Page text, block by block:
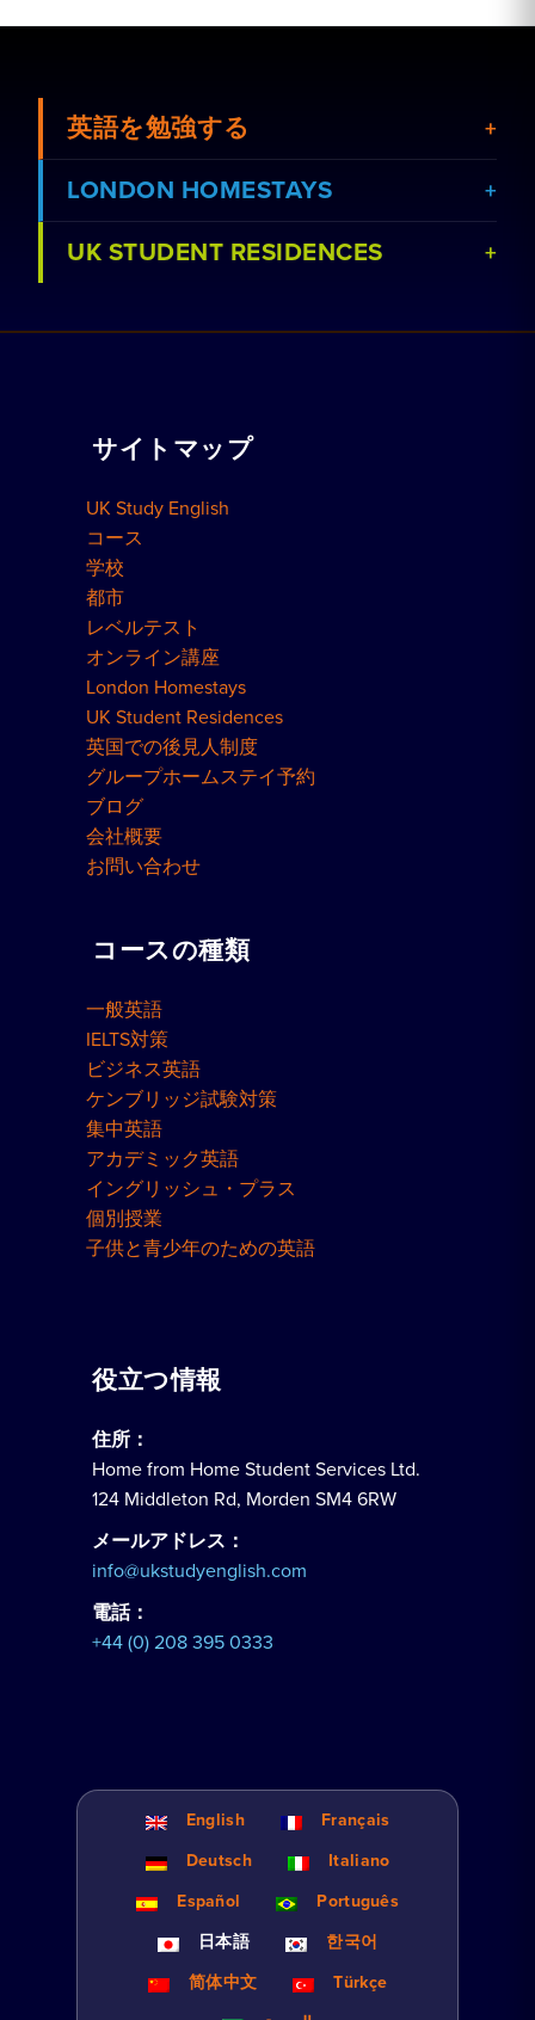
英語を勉強する
学校を見る
LONDON HOMESTAYS
ホームステイを予約する
UK STUDENT RESIDENCES
ロンドン・レジデンス
サイトマップ
UK Study English
コース
学校
都市
レベルテスト
オンライン講座
London Homestays
UK Student Residences
英国での後見人制度
グループホームステイ予約
ブログ
会社概要
お問い合わせ
コースの種類
一般英語
IELTS対策
ビジネス英語
ケンブリッジ試験対策
集中英語
アカデミック英語
イングリッシュ・プラス
個別授業
子供と青少年のための英語
役立つ情報
住所：
Home from Home Student Services Ltd.
124 Middleton Rd, Morden SM4 6RW
メールアドレス：
info@ukstudyenglish.com
電話：
+44 (0) 208 395 0333
English
Français
Deutsch
Italiano
Español
Português
日本語
한국어
简体中文
Türkçe